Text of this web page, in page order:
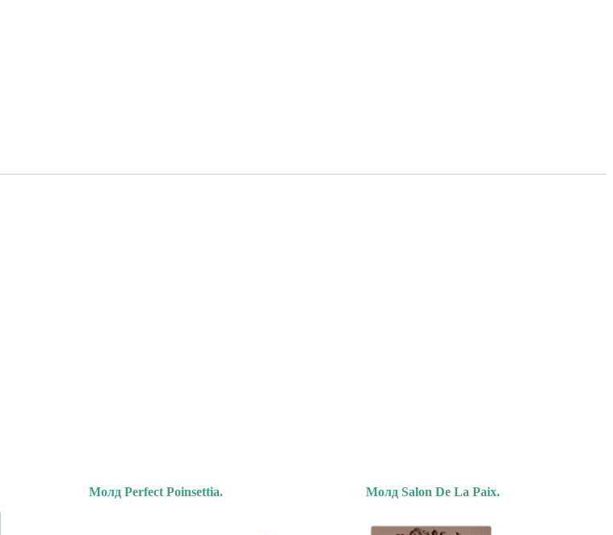
Молд Perfect Poinsettia. Молд Salon De La Paix.